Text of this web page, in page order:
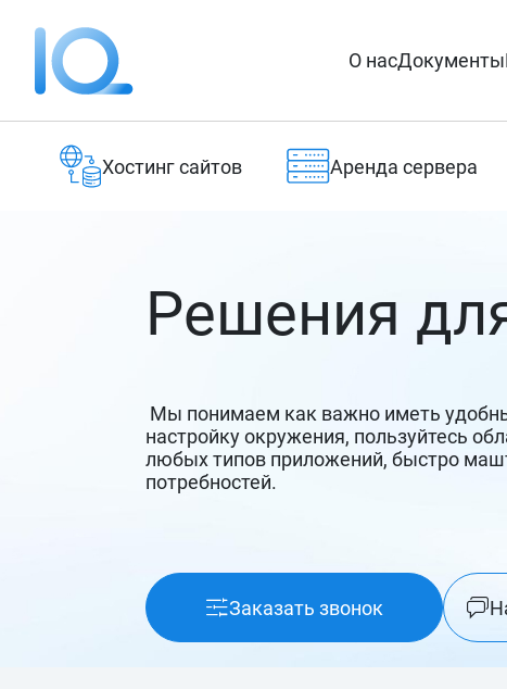
О насДокументы
Хостинг сайтов Аренда сервера
Решения
Мы понимаем как важно иметь
настройку окружения, пользуйтесь
любых типов приложений, быстро
потребностей.
Заказать звонок